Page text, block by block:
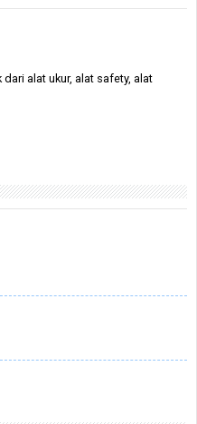
alat ukur, alat safety, alat